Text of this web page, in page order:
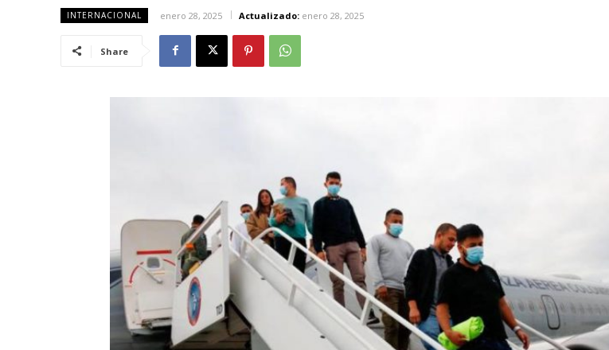
INTERNACIONAL enero 28, 2025 Actualizado: enero 28, 2025
Share